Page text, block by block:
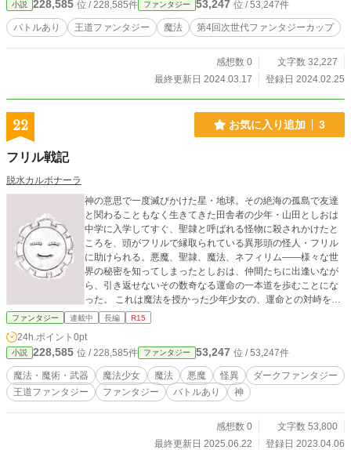
小説 228,585 位 / 228,585件 ファンタジー 53,247 位 / 53,247件
バトルあり 王道ファンタジー 魔法 第4回次世代ファンタジーカップ
感想数 0
文字数 32,227
最終更新日 2024.03.17
登録日 2024.02.25
22 お気に入り追加 3
フリル戦記
脱水カルボナーラ
神の意思で一度滅びかけた星・地球。その絶海の孤島で友達
と関わることもなく生きてきた田舎者の少年・山田としおは
中学に入学してすぐ、聖隷と呼ばれる怪物に殺されかけたと
ころを、頭がフリルで縁取られている異形頭の怪人・フリル
に助けられる。悪魔、聖隷、魔法、ネフィリム——様々な世
界の秘密を知ってしまったとしおは、仲間たちに出逢いなが
ら、引き返せないその数奇なる運命の一本道を歩むことにな
った。 これは魔法を授かった少年少女の、運命との対峙を記
録した本格ダークファンタジー。 ※本作品は小説家になろう
ファンタジー 連載中 長編 R15
24h.ポイント 0pt
小説 228,585 位 / 228,585件 ファンタジー 53,247 位 / 53,247件
魔法・魔術・武器 魔法少女 魔法 悪魔 怪異
ダークファンタジー
王道ファンタジー
ファンタジー バトルあり 神
感想数 0
文字数 53,800
最終更新日 2025.06.22
登録日 2023.04.06